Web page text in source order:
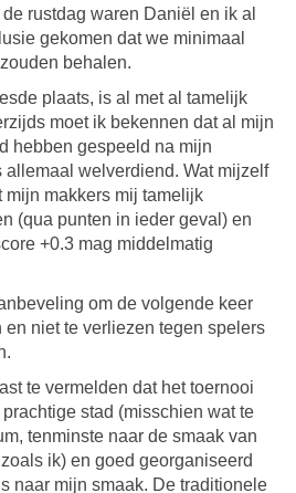
rustdag waren Daniël en ik al
gekomen dat we minimaal
behalen.
plaats, is al met al tamelijk
moet ik bekennen dat al mijn
hebben gespeeld na mijn
allemaal welverdiend. Wat mijzelf
makkers mij tamelijk
(qua punten in ieder geval) en
+0.3 mag middelmatig
om de volgende keer
niet te verliezen tegen spelers
te vermelden dat het toernooi
stad (misschien wat te
tenminste naar de smaak van
ik) en goed georganiseerd
naar mijn smaak. De traditionele